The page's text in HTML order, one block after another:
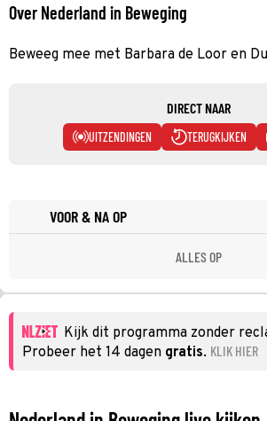
Over Nederland in Beweging
Beweeg mee met Barbara de Loor en
DIRECT NAAR
UITZENDINGEN TERUGKIJKEN
VOOR & NA OP
ALLES OP
Kijk dit programma zonder
Probeer het 14 dagen gratis. KLIK HIER